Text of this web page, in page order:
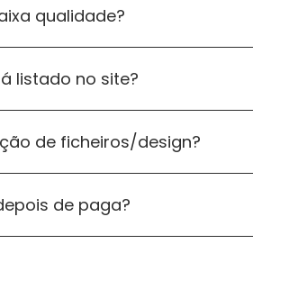
qualidade?
listado no site?
de ficheiros/design?
de paga?